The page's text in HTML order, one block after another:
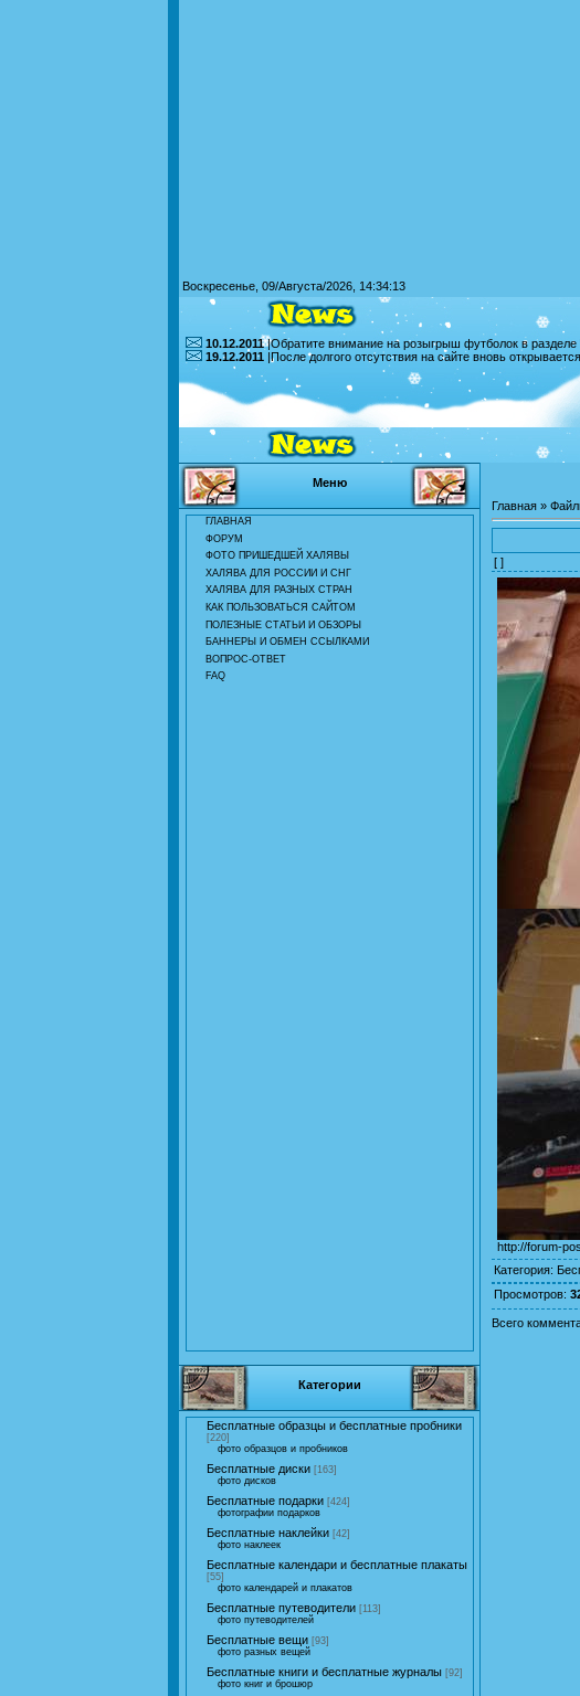
Воскресенье, 09/Августа/2026, 14:34:13
10.12.2011|Обратите внимание на розыгрыш футболок в разделе
19.12.2011 |После долгого отсутствия на сайте вновь
Меню
ГЛАВНАЯ
ФОРУМ
ФОТО ПРИШЕДШЕЙ ХАЛЯВЫ
ХАЛЯВА ДЛЯ РОССИИ И СНГ
ХАЛЯВА ДЛЯ РАЗНЫХ СТРАН
КАК ПОЛЬЗОВАТЬСЯ САЙТОМ
ПОЛЕЗНЫЕ СТАТЬИ И ОБЗОРЫ
БАННЕРЫ И ОБМЕН ССЫЛКАМИ
ВОПРОС-ОТВЕТ
FAQ
Категории
Бесплатные образцы и бесплатные пробники
[220]
фото образцов и пробников
Бесплатные диски [163]
фото дисков
Бесплатные подарки [424]
фотографии подарков
Бесплатные наклейки [42]
фото наклеек
Бесплатные календари и бесплатные плакаты
[55]
фото календарей и плакатов
Бесплатные путеводители [113]
фото путеводителей
Бесплатные вещи [93]
фото разных вещей
Бесплатные книги и бесплатные журналы [92]
фото книг и брошюр
Главная »
[ ]
http://forum-
Категория:
Просмотров:
Всего